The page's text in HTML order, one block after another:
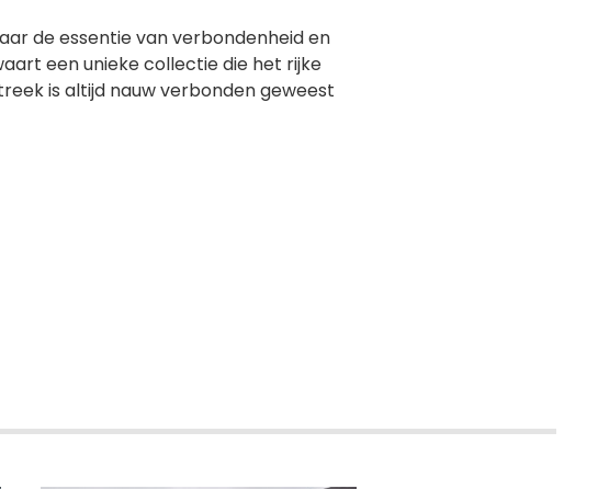
de essentie van verbondenheid en
een unieke collectie die het rijke
is altijd nauw verbonden geweest